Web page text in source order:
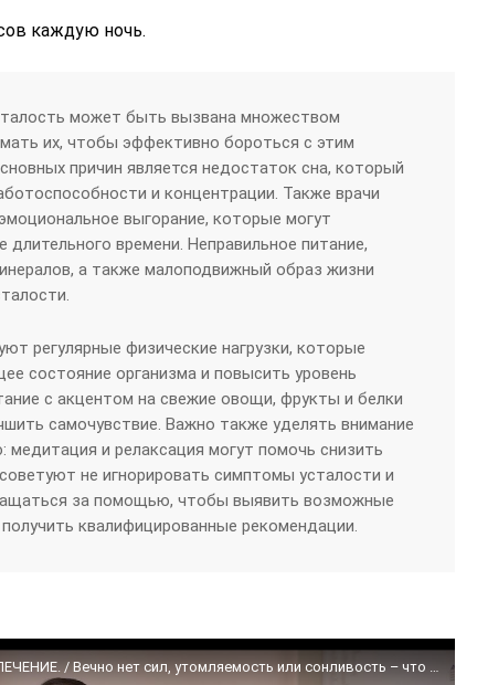
каждую ночь.
может быть вызвана множеством
их, чтобы эффективно бороться с этим
причин является недостаток сна, который
и концентрации. Также врачи
выгорание, которые могут
длительного времени. Неправильное питание,
а также малоподвижный образ жизни
регулярные физические нагрузки, которые
состояние организма и повысить уровень
с акцентом на свежие овощи, фрукты и белки
самочувствие. Важно также уделять внимание
медитация и релаксация могут помочь снизить
не игнорировать симптомы усталости и
за помощью, чтобы выявить возможные
квалифицированные рекомендации.
Хроническая УСТАЛОСТЬ: причины и ЛЕЧЕНИЕ. / Вечно нет сил, утомляемость или сонливость – что делать?